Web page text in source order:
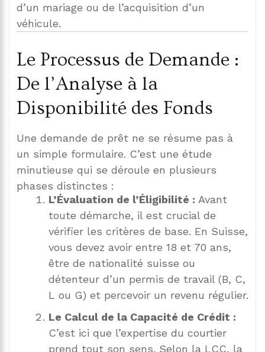
d’un mariage ou de l’acquisition d’un
véhicule.
Le Processus de Demande :
De l’Analyse à la
Disponibilité des Fonds
Une demande de prêt ne se résume pas à
un simple formulaire. C’est une étude
minutieuse qui se déroule en plusieurs
phases distinctes :
L’Évaluation de l’Éligibilité : Avant
toute démarche, il est crucial de
vérifier les critères de base. En Suisse,
vous devez avoir entre 18 et 70 ans,
être de nationalité suisse ou
détenteur d’un permis de travail (B, C,
L ou G) et percevoir un revenu régulier.
Le Calcul de la Capacité de Crédit :
C’est ici que l’expertise du courtier
prend tout son sens. Selon la LCC, la